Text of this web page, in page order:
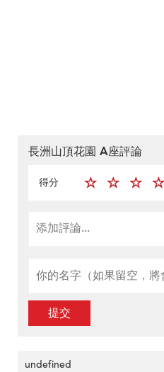
長洲山頂花園 A座評論
得分
提交
undefined